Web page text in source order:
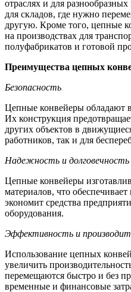
отраслях и для
для складов, где нужно
другую. Кроме того, цепные
на производствах для
полуфабрикатов и готовой
Преимущества цепных
Безопасность
Цепные конвейеры обладают
Их конструкция
других объектов в
работников, так и для
Надежность и долговечность
Цепные конвейеры
материалов, что
экономит средства
оборудования.
Эффективность и
Использование цепных
увеличить
перемещаются быстро и без
временные и финансовые